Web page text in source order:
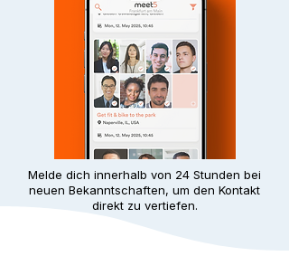
Melde dich innerhalb von 24 Stunden bei
neuen Bekanntschaften, um den Kontakt
direkt zu vertiefen.